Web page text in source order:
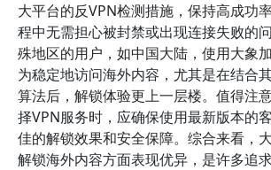
大平台的反VPN检测措施，保持高成功
程中无需担心被封禁或出现连接失败的
殊地区的用户，如中国大陆，使用大象
为稳定地访问海外内容，尤其是在结合
算法后，解锁体验更上一层楼。值得注
择VPN服务时，应确保使用最新版本的
佳的解锁效果和安全保障。综合来看，
解锁海外内容方面表现优异，是许多追